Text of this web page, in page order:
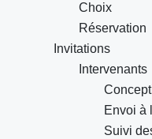
Choix
Réservation
Invitations
Intervenants
Envoi à
Suivi